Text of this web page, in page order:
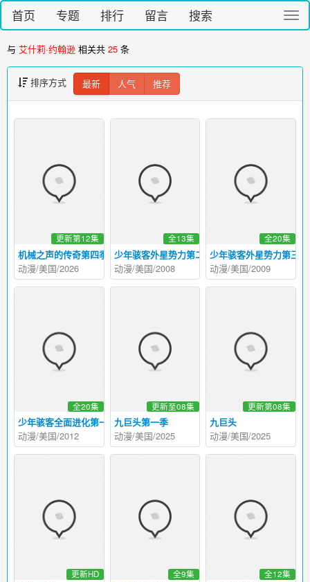
切
换
首页 专题 排行 留言 搜索
与 艾什莉·约翰逊 相关共 25 条
排序方式 最新 人气 推荐
机械之声的传奇第四季
更新第12集
动漫/美国/2026
少年骇客外星势力第二季
全13集
动漫/美国/2008
少年骇客外星势力第三季
全20集
动漫/美国/2009
少年骇客全面进化第一季
全20集
动漫/美国/2012
九巨头第一季
更新至08集
动漫/美国/2025
九巨头
更新第08集
动漫/美国/2025
更新HD 全9集 全12集